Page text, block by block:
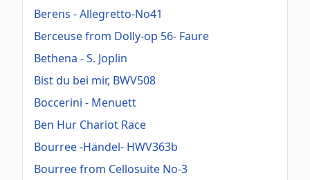
Berens - Allegretto-No41
Berceuse from Dolly-op 56- Faure
Bethena - S. Joplin
Bist du bei mir, BWV508
Boccerini - Menuett
Ben Hur Chariot Race
Bourree -Händel- HWV363b
Bourree from Cellosuite No-3